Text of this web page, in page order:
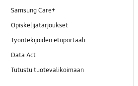
Samsung Care+
Opiskelijatarjoukset
Työntekijöiden etuportaali
Data Act
Tutustu tuotevalikoimaan